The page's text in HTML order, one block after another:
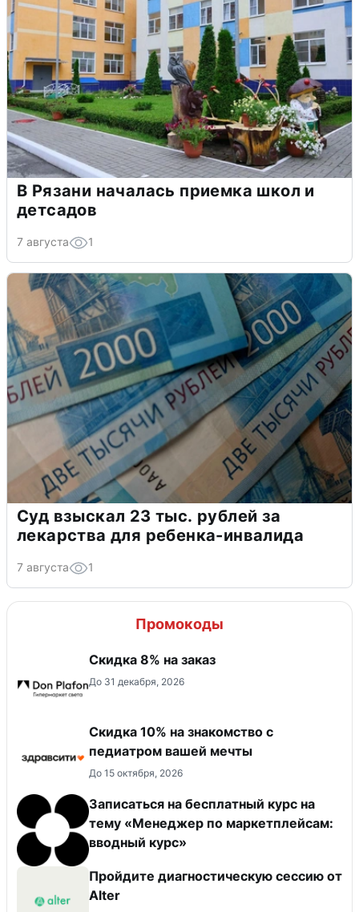
В Рязани началась приемка школ и
детсадов
7 августа 1
Суд взыскал 23 тыс. рублей за
лекарства для ребенка-инвалида
7 августа 1
Промокоды
Скидка 8% на заказ
До 31 декабря, 2026
Скидка 10% на знакомство с
педиатром вашей мечты
До 15 октября, 2026
Записаться на бесплатный курс на
тему «Менеджер по маркетплейсам:
вводный курс»
Пройдите диагностическую сессию от
Alter